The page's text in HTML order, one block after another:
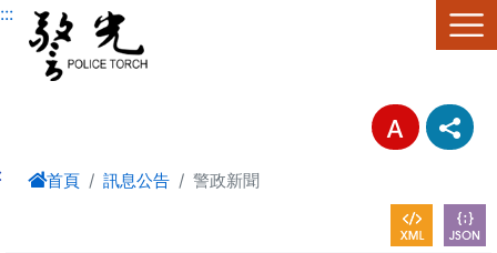
進入內容區塊
:::
首頁 訊息公告 警政新聞